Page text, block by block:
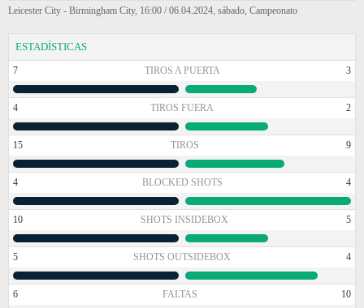
Leicester City - Birmingham City, 16:00 / 06.04.2024, sábado, Campeonato
ESTADÍSTICAS
7 TIROS A PUERTA 3
4 TIROS FUERA 2
15 TIROS 9
4 BLOCKED SHOTS 4
10 SHOTS INSIDEBOX 5
5 SHOTS OUTSIDEBOX 4
6 FALTAS 10